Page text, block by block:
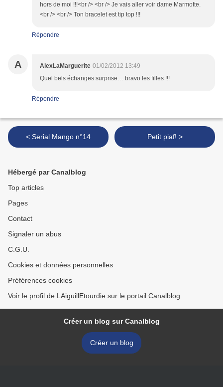
hors de moi !!!<br /> <br /> Je vais aller voir dame Marmotte.
<br /> <br /> Ton bracelet est tip top !!!
Répondre
A AlexLaMarguerite 01/02/2012 13:49
Quel bels échanges surprise… bravo les filles !!!
Répondre
< Serial Mango n°14 Petit piaf! >
Hébergé par Canalblog
Top articles
Pages
Contact
Signaler un abus
C.G.U.
Cookies et données personnelles
Préférences cookies
Voir le profil de LAiguillEtourdie sur le portail Canalblog
Créer un blog sur Canalblog
Créer un blog